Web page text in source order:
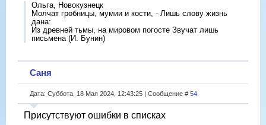
Ольга, Новокузнецк
Молчат гробницы, мумии и кости, - Лишь слову жизнь
дана:
Из древней тьмы, на мировом погосте Звучат лишь
письмена (И. Бунин)
Саня
Дата: Суббота, 18 Мая 2024, 12:43:25 | Сообщение # 54
Присутствуют ошибки в списках